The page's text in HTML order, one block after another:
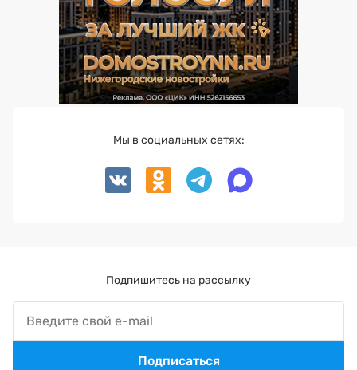
Мы в социальных сетях:
Подпишитесь на рассылку
Подписаться